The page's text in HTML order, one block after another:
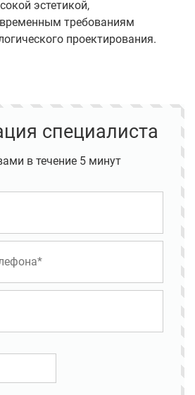
эстетикой,
требованиям
проектирования.
специалиста
в течение 5 минут